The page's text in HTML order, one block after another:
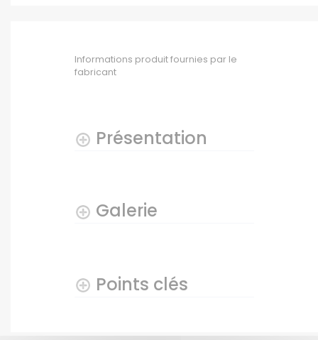
Informations produit fournies par le
fabricant
Présentation
Galerie
Points clés